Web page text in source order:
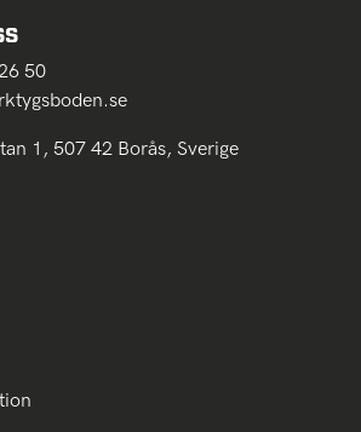
50
1, 507 42 Borås, Sverige